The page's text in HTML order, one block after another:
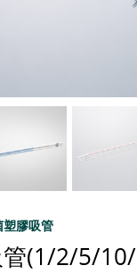
膠吸管
管(1/2/5/